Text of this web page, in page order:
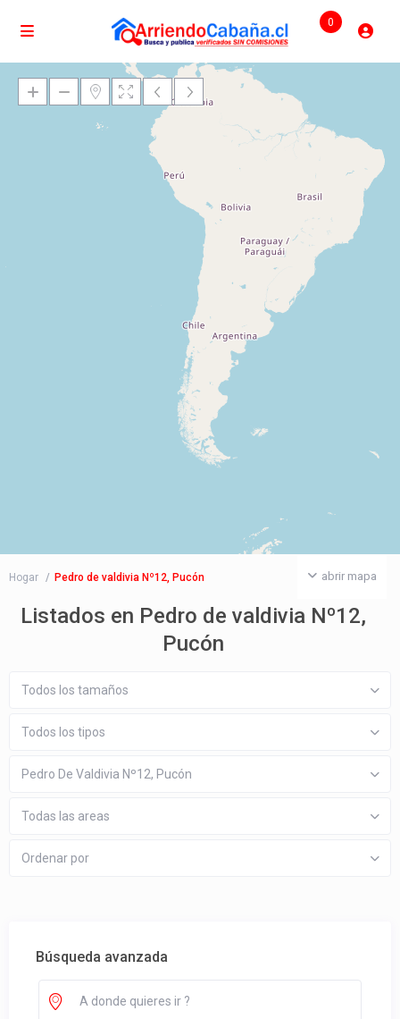
0
Cargando mapas
abrir mapa
Hogar Pedro de valdivia Nº12, Pucón
Listados en Pedro de valdivia Nº12,
Pucón
Todos los tamaños
Todos los tipos
Pedro De Valdivia Nº12, Pucón
Todas las areas
Ordenar por
Búsqueda avanzada